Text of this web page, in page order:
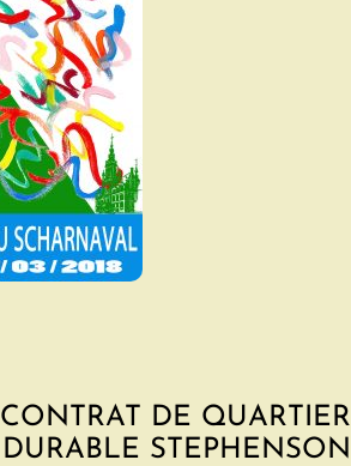
CONTRAT DE QUARTIER
DURABLE STEPHENSON